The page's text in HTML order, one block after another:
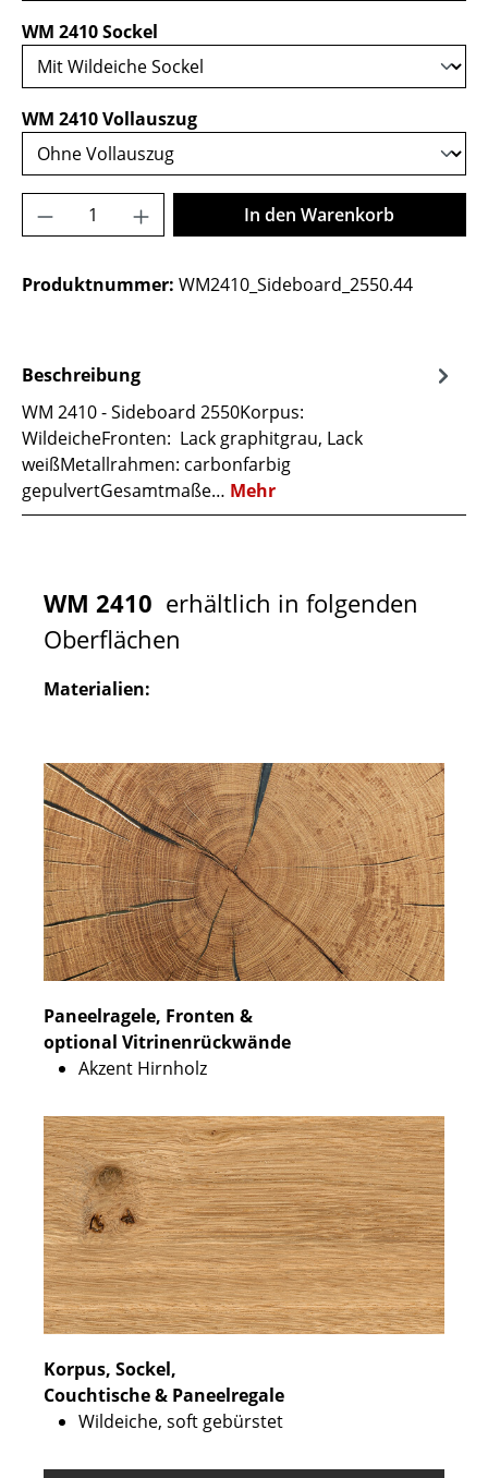
WM 2410 Sockel
WM 2410 Vollauszugauswählen
Produkt Anzahl: Gib den gewünschten
In den Warenkorb
Produktnummer: WM2410_Sideboard_2550.44
Beschreibung
WM 2410 - Sideboard 2550Korpus:
WildeicheFronten: Lack graphitgrau, Lack
weißMetallrahmen: carbonfarbig
gepulvertGesamtmaße… Mehr
WM 2410 erhältlich in folgenden
Oberflächen
Materialien:
Paneelragele, Fronten &
optional Vitrinenrückwände
Akzent Hirnholz
Korpus, Sockel,
Couchtische & Paneelregale
Wildeiche, soft gebürstet